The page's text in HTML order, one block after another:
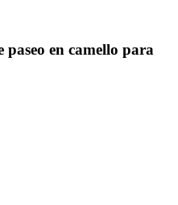
en camello para